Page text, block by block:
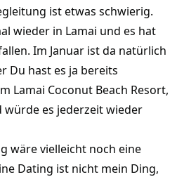
ist etwas schwierig.
wieder in Lamai und es hat
Im Januar ist da natürlich
Du hast es ja bereits
Lamai Coconut Beach Resort,
würde es jederzeit wieder
wäre vielleicht noch eine
Dating ist nicht mein Ding,